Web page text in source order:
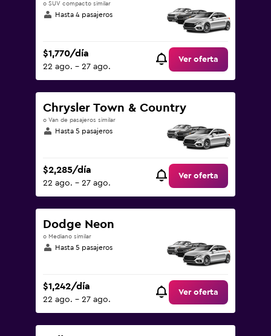
o SUV compacto similar
Hasta 4 pasajeros
$1,770/día
22 ago. - 27 ago.
Ver oferta
Chrysler Town & Country
o Van de pasajeros similar
Hasta 5 pasajeros
$2,285/día
22 ago. - 27 ago.
Ver oferta
Dodge Neon
o Mediano similar
Hasta 5 pasajeros
$1,242/día
22 ago. - 27 ago.
Ver oferta